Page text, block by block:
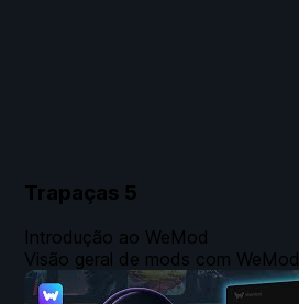
Trapaças 5
Introdução ao WeMod
Visão geral de mods com WeMod